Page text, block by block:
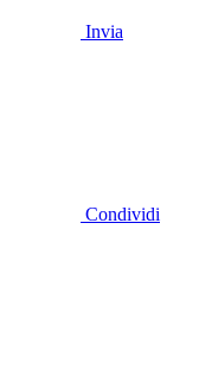
Invia
Condividi